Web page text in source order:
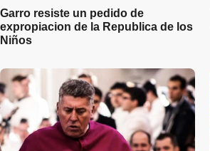
Garro resiste un pedido de
expropiacion de la Republica de los
Niños